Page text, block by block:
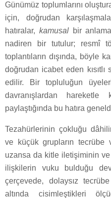
Günümüz toplumlarını
için, doğrudan
hatıralar, kamusalbir
nadiren bir tutulur; resmî
toplantıların dışında, böyle
doğrudan icabet eden kısıtlı
edilir. Bir topluluğun
davranışlardan
paylaştığında bu hatıra
Tezahürlerinin çokluğu
ve küçük grupların tecrübe
uzansa da kitle iletişiminin
ilişkilerin vuku bulduğu
çerçevede, dolaysız
altında cisimleştikleri